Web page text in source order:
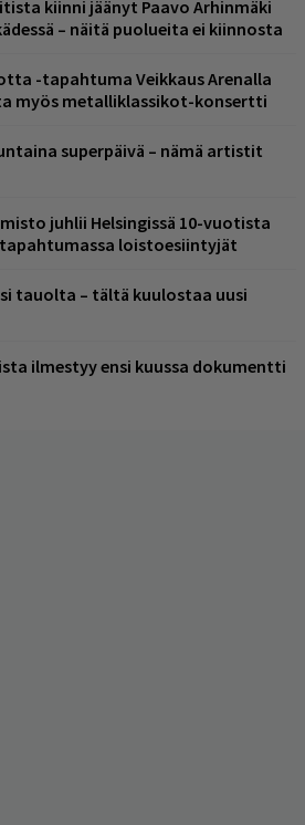
kiinni jäänyt Paavo Arhinmäki
– näitä puolueita ei kiinnosta
-tapahtuma Veikkaus Arenalla
myös metalliklassikot-konsertti
superpäivä – nämä artistit
juhlii Helsingissä 10-vuotista
loistoesiintyjät
tauolta – tältä kuulostaa uusi
ilmestyy ensi kuussa dokumentti